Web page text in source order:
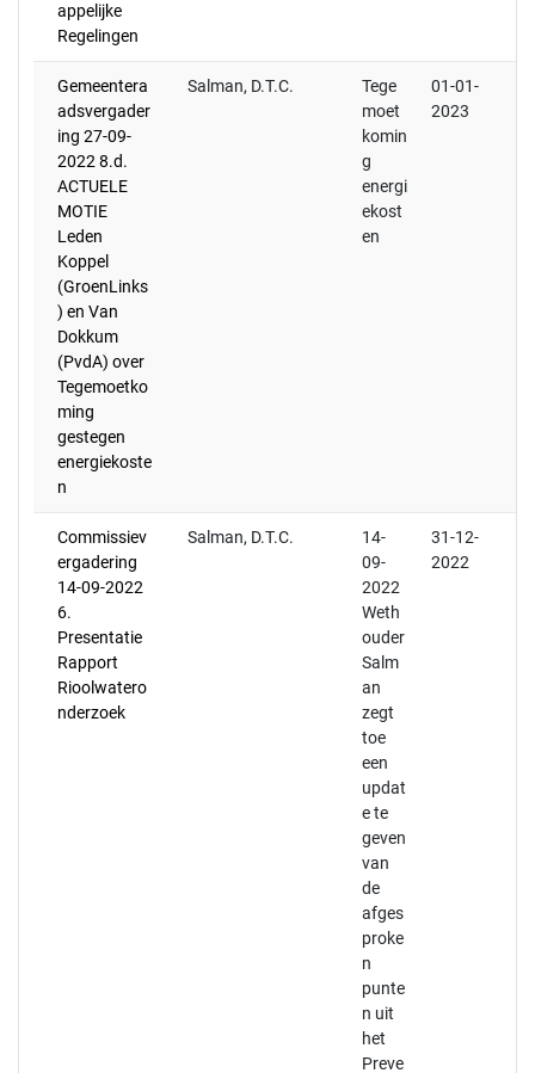
appelijke
Regelingen
Gemeentera
adsvergader
ing 27-09-
2022 8.d.
ACTUELE
MOTIE
Leden
Koppel
(GroenLinks
) en Van
Dokkum
(PvdA) over
Tegemoetko
ming
gestegen
energiekoste
n
Salman, D.T.C.
Tege
moet
komin
g
energi
ekost
en
01-01-
2023
Commissiev
ergadering
14-09-2022
6.
Presentatie
Rapport
Rioolwatero
nderzoek
Salman, D.T.C.
14-
09-
2022
Weth
ouder
Salm
an
zegt
toe
een
updat
e te
geven
van
de
afges
proke
n
punte
n uit
het
Preve
31-12-
2022